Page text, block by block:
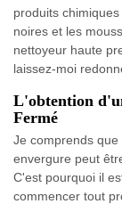
produits
noires et les
nettoyeur haute
laissez-moi
L'obtention
Fermé
Je comprends
envergure peut
C'est pourquoi il
commencer tout